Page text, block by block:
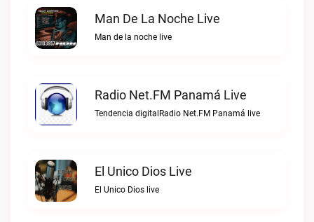
Man De La Noche Live
Man de la noche live
Radio Net.FM Panamá Live
Tendencia digitalRadio Net.FM Panamá live
El Unico Dios Live
El Unico Dios live